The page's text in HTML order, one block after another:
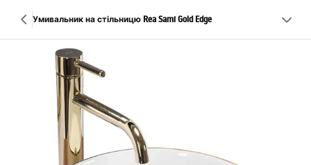
Умивальник на стільницю Rea Sami Gold Edge